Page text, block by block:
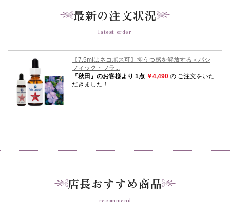
最新の注文状況
latest order
店長おすすめ商品
recommend